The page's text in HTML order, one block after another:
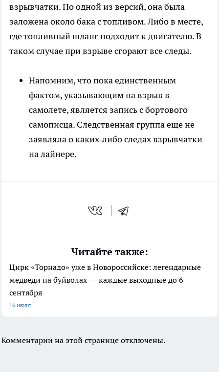
взрывчатки. По одной из версий, она была
заложена около бака с топливом. Либо в месте,
где топливный шланг подходит к двигателю. В
таком случае при взрыве сгорают все следы.
Напомним, что пока единственным
фактом, указывающим на взрыв в
самолете, является запись с бортового
самописца. Следственная группа еще не
заявляла о каких-либо следах взрывчатки
на лайнере.
Читайте также:
Цирк «Торнадо» уже в Новороссийске: легендарные
медведи на буйволах — каждые выходные до 6
сентября
16 июля
Комментарии на этой странице отключены.